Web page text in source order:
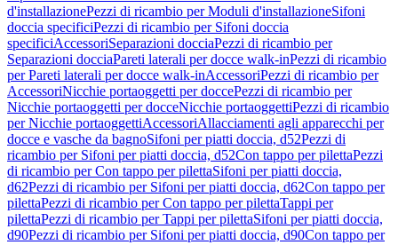
d'installazionePezzi di ricambio per Moduli d'installazioneSifoni
doccia specificiPezzi di ricambio per Sifoni doccia
specificiAccessoriSeparazioni docciaPezzi di ricambio per
Separazioni docciaPareti laterali per docce walk-inPezzi di ricambio
per Pareti laterali per docce walk-inAccessoriPezzi di ricambio per
AccessoriNicchie portaoggetti per doccePezzi di ricambio per
Nicchie portaoggetti per docceNicchie portaoggettiPezzi di ricambio
per Nicchie portaoggettiAccessoriAllacciamenti agli apparecchi per
docce e vasche da bagnoSifoni per piatti doccia, d52Pezzi di
ricambio per Sifoni per piatti doccia, d52Con tappo per pilettaPezzi
di ricambio per Con tappo per pilettaSifoni per piatti doccia,
d62Pezzi di ricambio per Sifoni per piatti doccia, d62Con tappo per
pilettaPezzi di ricambio per Con tappo per pilettaTappi per
pilettaPezzi di ricambio per Tappi per pilettaSifoni per piatti doccia,
d90Pezzi di ricambio per Sifoni per piatti doccia, d90Con tappo per